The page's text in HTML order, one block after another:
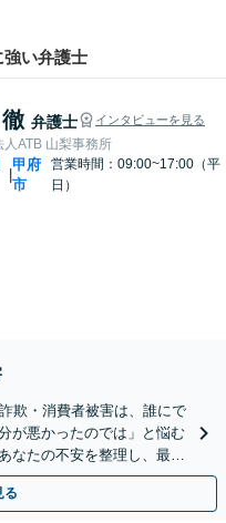
い弁護士
弁護士 インタビューを見る
人ATB 山梨事務所
|
甲府
市
営業時間：09:00~17:00（平
日）
欺・消費者被害は、誰にで
が悪かったのでは」と悩む
なたの不安を整理し、最善
相談可】
る